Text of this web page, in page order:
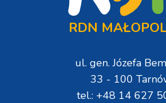
RDN
ul. gen. Józefa
33 - 100
tel.: +48 14 627